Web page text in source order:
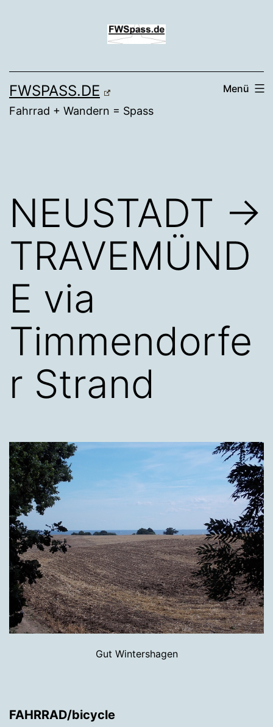
FWSPASS.DE
Fahrrad + Wandern = Spass
Menü
NEUSTADT →
TRAVEMÜND
E via
Timmendorfe
r Strand
Gut Wintershagen
FAHRRAD/bicycle